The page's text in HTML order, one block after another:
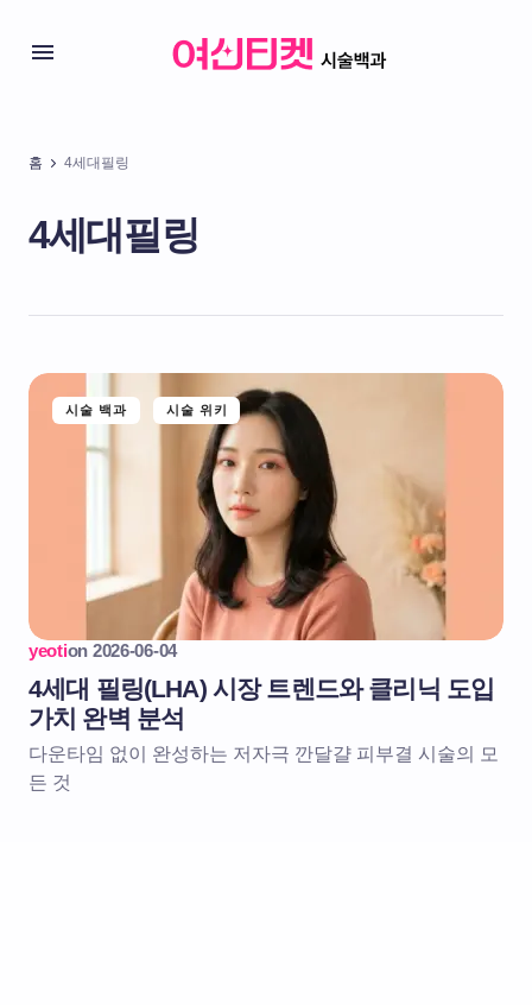
홈 4세대필링
4세대필링
시술 백과 시술 위키
yeotion 2026-06-04
4세대 필링(LHA) 시장 트렌드와 클리닉 도입
가치 완벽 분석
다운타임 없이 완성하는 저자극 깐달걀 피부결 시술의 모
든 것